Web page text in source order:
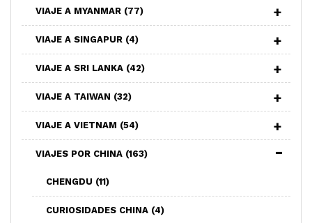
VIAJE A MYANMAR (77)
VIAJE A SINGAPUR (4)
VIAJE A SRI LANKA (42)
VIAJE A TAIWAN (32)
VIAJE A VIETNAM (54)
VIAJES POR CHINA (163)
CHENGDU (11)
CURIOSIDADES CHINA (4)